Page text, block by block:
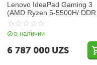
Lenovo IdeaPad Gaming 3
(AMD Ryzen 5-5500H/ DDR4
16GB/ SSD 512GB/ 15" FHD
IPS/ 4GB GeForce RTX2050
в наличии
6 787 000 UZS